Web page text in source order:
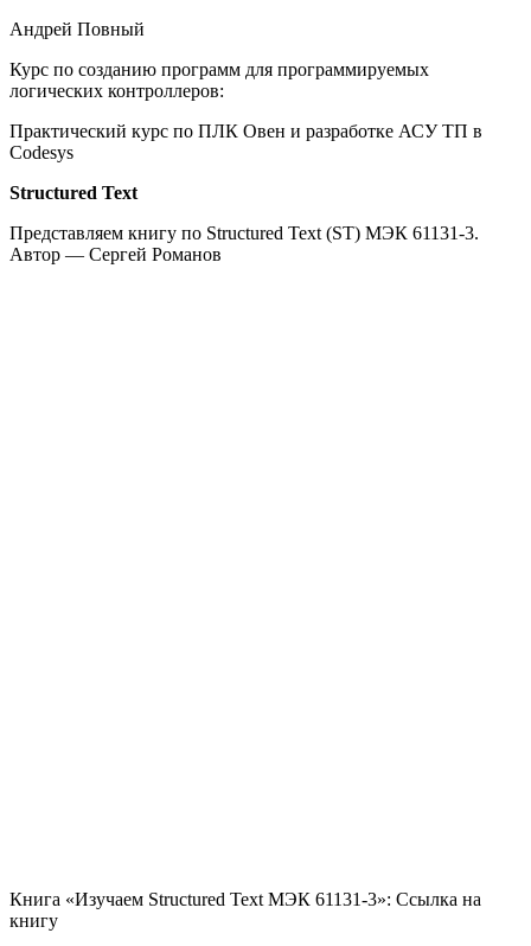
Андрей Повный
Курс по созданию программ для программируемых
логических контроллеров:
Практический курс по ПЛК Овен и разработке АСУ ТП в
Codesys
Structured Text
Представляем книгу по Structured Text (ST) МЭК 61131-3.
Автор — Сергей Романов
Книга «Изучаем Structured Text МЭК 61131-3»: Ссылка на
книгу